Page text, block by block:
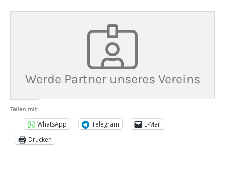
Werde Partner unseres Vereins
Teilen mit:
WhatsApp Telegram
E-Mail
Drucken